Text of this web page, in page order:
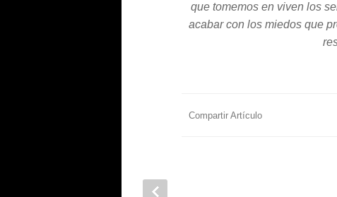
que tomemos en viven los
acabar con los miedos que
Compartir Artículo